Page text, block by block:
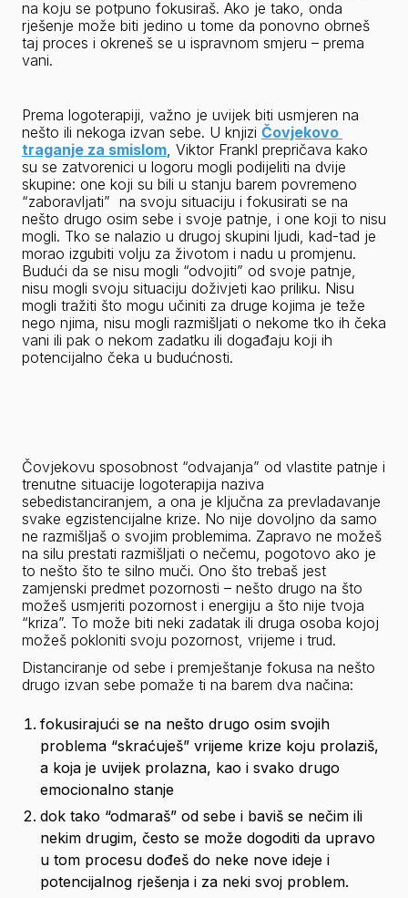
na koju se potpuno fokusiraš. Ako je tako, onda
rješenje može biti jedino u tome da ponovno obrneš
taj proces i okreneš se u ispravnom smjeru – prema
vani.
Prema logoterapiji, važno je uvijek biti usmjeren na
nešto ili nekoga izvan sebe. U knjizi Čovjekovo
traganje za smislom, Viktor Frankl prepričava kako
su se zatvorenici u logoru mogli podijeliti na dvije
skupine: one koji su bili u stanju barem povremeno
“zaboravljati”  na svoju situaciju i fokusirati se na
nešto drugo osim sebe i svoje patnje, i one koji to nisu
mogli. Tko se nalazio u drugoj skupini ljudi, kad-tad je
morao izgubiti volju za životom i nadu u promjenu.
Budući da se nisu mogli “odvojiti” od svoje patnje,
nisu mogli svoju situaciju doživjeti kao priliku. Nisu
mogli tražiti što mogu učiniti za druge kojima je teže
nego njima, nisu mogli razmišljati o nekome tko ih čeka
vani ili pak o nekom zadatku ili događaju koji ih
potencijalno čeka u budućnosti.
Čovjekovu sposobnost “odvajanja” od vlastite patnje i
sebedistanciranjem, a ona je ključna za prevladavanje
svake egzistencijalne krize. No nije dovoljno da samo
ne razmišljaš o svojim problemima. Zapravo ne možeš
na silu prestati razmišljati o nečemu, pogotovo ako je
to nešto što te silno muči. Ono što trebaš jest
zamjenski predmet pozornosti – nešto drugo na što
možeš usmjeriti pozornost i energiju a što nije tvoja
“kriza”. To može biti neki zadatak ili druga osoba kojoj
možeš pokloniti svoju pozornost, vrijeme i trud.
Distanciranje od sebe i premještanje fokusa na nešto
drugo izvan sebe pomaže ti na barem dva načina:
fokusirajući se na nešto drugo osim svojih
problema “skraćuješ” vrijeme krize koju prolaziš,
a koja je uvijek prolazna, kao i svako drugo
emocionalno stanje
dok tako “odmaraš” od sebe i baviš se nečim ili
nekim drugim, često se može dogoditi da upravo
u tom procesu dođeš do neke nove ideje i
potencijalnog rješenja i za neki svoj problem.